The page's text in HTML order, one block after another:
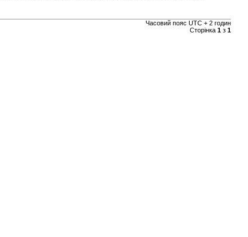
Часовий пояс UTC + 2 годин
Сторінка 1з 1